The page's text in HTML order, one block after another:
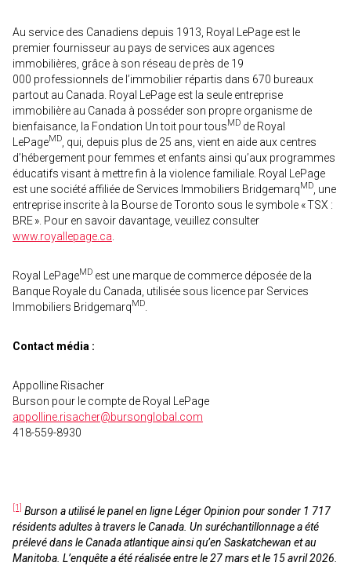
Au service des Canadiens depuis 1913, Royal LePage est le
premier fournisseur au pays de services aux agences
immobilières, grâce à son réseau de près de 19
000 professionnels de l’immobilier répartis dans 670 bureaux
partout au Canada. Royal LePage est la seule entreprise
immobilière au Canada à posséder son propre organisme de
bienfaisance, la Fondation Un toit pour tousMD de Royal
LePageMD , qui, depuis plus de 25 ans, vient en aide aux centres
d’hébergement pour femmes et enfants ainsi qu’aux programmes
éducatifs visant à mettre fin à la violence familiale. Royal LePage
est une société affiliée de Services Immobiliers BridgemarqMD , une
entreprise inscrite à la Bourse de Toronto sous le symbole « TSX :
BRE ». Pour en savoir davantage, veuillez consulter
www.royallepage.ca
Royal LePageMD est une marque de commerce déposée de la
Banque Royale du Canada, utilisée sous licence par Services
Immobiliers BridgemarqMD
Contact média :
Appolline Risacher
Burson pour le compte de Royal LePage
appolline.risacher@bursonglobal.com
418-559-8930
[1]
Burson a utilisé le panel en ligne Léger Opinion pour sonder 1 717
résidents adultes à travers le Canada. Un suréchantillonnage a été
prélevé dans le Canada atlantique ainsi qu’en Saskatchewan et au
Manitoba. L’enquête a été réalisée entre le 27 mars et le 15 avril 2026.